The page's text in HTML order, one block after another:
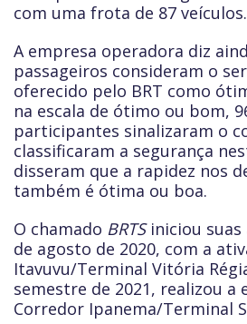
com uma frota de 87 veículos.
A empresa operadora diz
passageiros consideram o
oferecido pelo BRT como
na escala de ótimo ou bom,
participantes sinalizaram o
classificaram a segurança
disseram que a rapidez nos
também é ótima ou boa.
O chamado BRTSiniciou suas
de agosto de 2020, com a
Itavuvu/Terminal Vitória
semestre de 2021, realizou a
Corredor Ipanema/Terminal